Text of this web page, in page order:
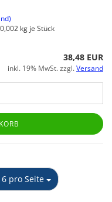
0,002 kg je Stück
38,48 EUR
inkl. 19% MwSt. zzgl.Versand
pro Seite
Seite